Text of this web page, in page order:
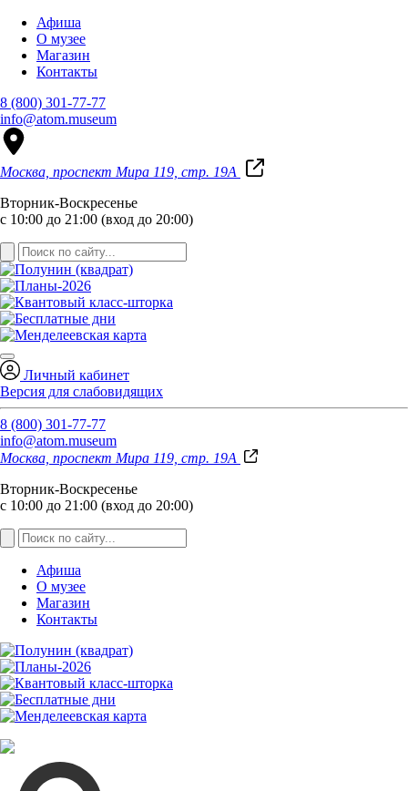
Афиша
О музее
Магазин
Контакты
8 (800) 301-77-77
info@atom.museum
Москва, проспект Мира 119, стр. 19А
Вторник-Воскресенье
с 10:00 до 21:00 (вход до 20:00)
Личный кабинет
Версия для слабовидящих
8 (800) 301-77-77
info@atom.museum
Москва, проспект Мира 119, стр. 19А
Вторник-Воскресенье
с 10:00 до 21:00 (вход до 20:00)
Афиша
О музее
Магазин
Контакты